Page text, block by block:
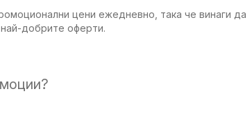
цени ежедневно, така че винаги да
добрите оферти.